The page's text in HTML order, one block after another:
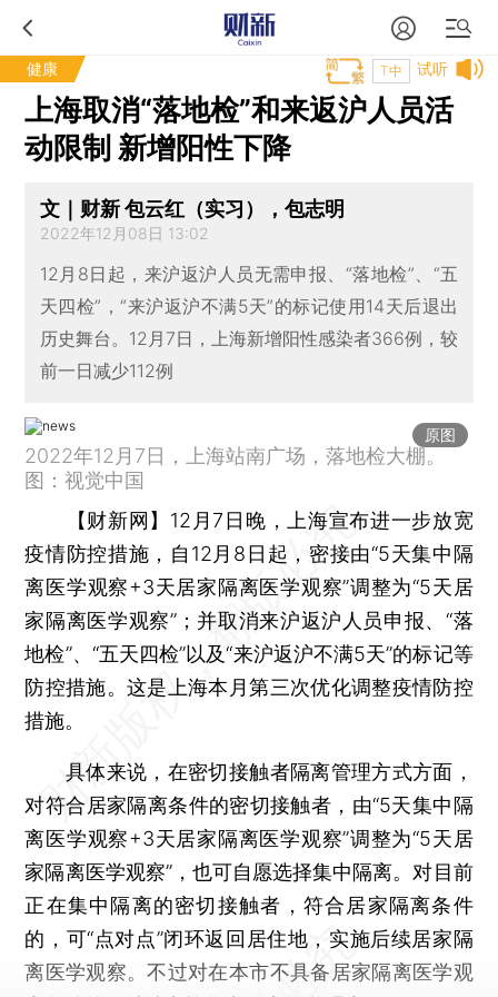
健康 试听
T中
上海取消“落地检”和来返沪人员活
动限制 新增阳性下降
文｜财新 包云红（实习），包志明
2022年12月08日 13:02
12月8日起，来沪返沪人员无需申报、“落地检”、“五
天四检”，“来沪返沪不满5天”的标记使用14天后退出
历史舞台。12月7日，上海新增阳性感染者366例，较
前一日减少112例
原图
2022年12月7日，上海站南广场，落地检大棚。
图：视觉中国
【财新网】 12月7日晚，上海宣布进一步放宽
疫情防控措施，自12月8日起，密接由“5天集中隔
离医学观察+3天居家隔离医学观察”调整为“5天居
家隔离医学观察”；并取消来沪返沪人员申报、“落
地检”、“五天四检”以及“来沪返沪不满5天”的标记等
防控措施。这是上海本月第三次优化调整疫情防控
措施。
具体来说，在密切接触者隔离管理方式方面，
对符合居家隔离条件的密切接触者，由“5天集中隔
离医学观察+3天居家隔离医学观察”调整为“5天居
家隔离医学观察”，也可自愿选择集中隔离。对目前
正在集中隔离的密切接触者，符合居家隔离条件
的，可“点对点”闭环返回居住地，实施后续居家隔
离医学观察。不过对在本市不具备居家隔离医学观